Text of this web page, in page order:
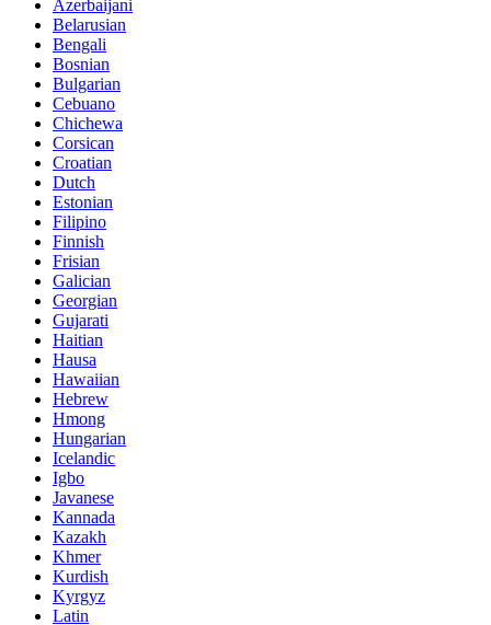
Azerbaijani
Belarusian
Bengali
Bosnian
Bulgarian
Cebuano
Chichewa
Corsican
Croatian
Dutch
Estonian
Filipino
Finnish
Frisian
Galician
Georgian
Gujarati
Haitian
Hausa
Hawaiian
Hebrew
Hmong
Hungarian
Icelandic
Igbo
Javanese
Kannada
Kazakh
Khmer
Kurdish
Kyrgyz
Latin